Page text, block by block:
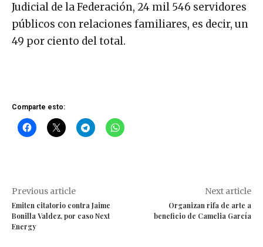
Judicial de la Federación, 24 mil 546 servidores
públicos con relaciones familiares, es decir, un
49 por ciento del total.
Comparte esto:
Previous article
Emiten citatorio contra Jaime
Bonilla Valdez, por caso Next
Energy
Next article
Organizan rifa de arte a
beneficio de Camelia García